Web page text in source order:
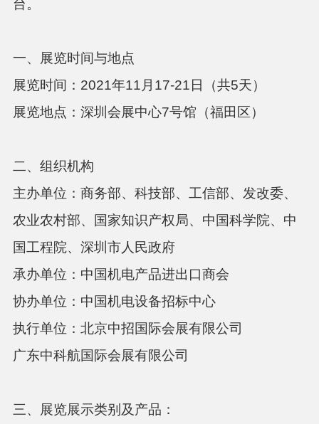
台。
一、展览时间与地点
展览时间：2021年11月17-21日（共5天）
展览地点：深圳会展中心7号馆（福田区）
二、组织机构
主办单位： 商务部、科技部、工信部、发改委、
农业农村部、国家知识产权局、中国科学院、中
国工程院、深圳市人民政府
承办单位： 中国机电产品进出口商会
协办单位： 中国机电设备招标中心
执行单位： 北京中招国际会展有限公司
广东中科航国际会展有限公司
三、 展览展示类别及产品：